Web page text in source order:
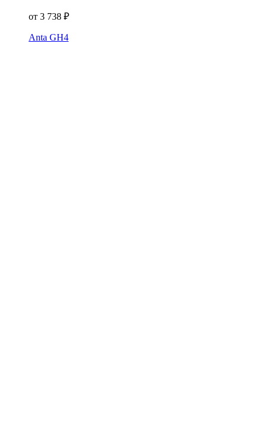
от 3 738 ₽
Anta GH4